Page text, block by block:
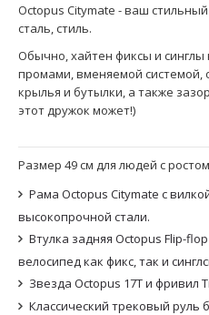
Octopus Citymate - ваш стильный
сталь, стиль.
Обычно, хайтен фиксы и синглы
промами, вменяемой системой,
крылья и бутылки, а также
этот дружок может!)
Размер 49 см для людей с
Рама Octopus Citymate с
высокопрочной стали.
Втулка задняя Octopus Flip-
велосипед как фикс, так и
Звезда Octopus 17Т и фривил
Классический трековый руль